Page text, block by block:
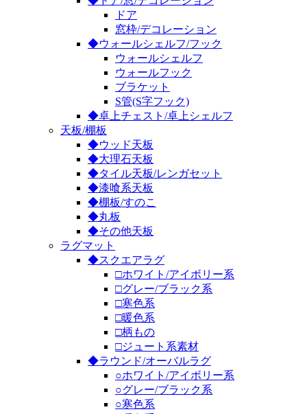
ドア
窓枠/デコレーション
◆ウォールシェルフ/フック
ウォールシェルフ
ウォールフック
ブラケット
S管(S字フック)
◆卓上チェスト/卓上シェルフ
天板/棚板
◆ウッド天板
◆大理石天板
◆タイル天板/レンガセット
◆漆喰系天板
◆棚板/すのこ
◆丸板
◆その他天板
ラグマット
◆スクエアラグ
□ホワイト/アイボリー系
□グレー/ブラック系
□寒色系
□暖色系
□柄もの
□ジュート系素材
◆ラウンド/オーバルラグ
○ホワイト/アイボリー系
○グレー/ブラック系
○寒色系